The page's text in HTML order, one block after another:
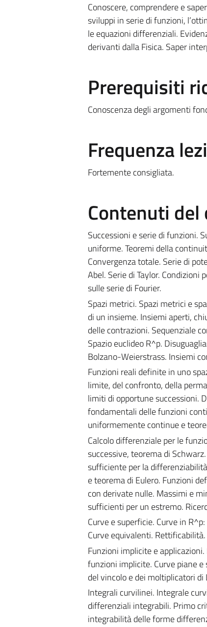
Conoscere, comprendere e
sviluppi in serie di funzioni,
le equazioni differenziali.
derivanti dalla Fisica. Saper
Prerequisiti
Conoscenza degli argomenti
Frequenza
Fortemente consigliata.
Contenuti del
Successioni e serie di funzioni.
uniforme. Teoremi della
Convergenza totale. Serie di
Abel. Serie di Taylor. Condizioni
sulle serie di Fourier.
Spazi metrici. Spazi metrici e
di un insieme. Insiemi aperti,
delle contrazioni. Sequenziale
Spazio euclideo R^p.
Bolzano-Weierstrass. Insiemi
Funzioni reali definite in uno
limite, del confronto, della
limiti di opportune successioni.
fondamentali delle funzioni
uniformemente continue e
Calcolo differenziale per le
successive, teorema di
sufficiente per la
e teorema di Eulero. Funzioni
con derivate nulle. Massimi e
sufficienti per un estremo.
Curve e superficie. Curve in
Curve equivalenti.
Funzioni implicite e
funzioni implicite. Curve piane
del vincolo e dei moltiplicatori di
Integrali curvilinei. Integrale
differenziali integrabili. Primo
integrabilità delle forme